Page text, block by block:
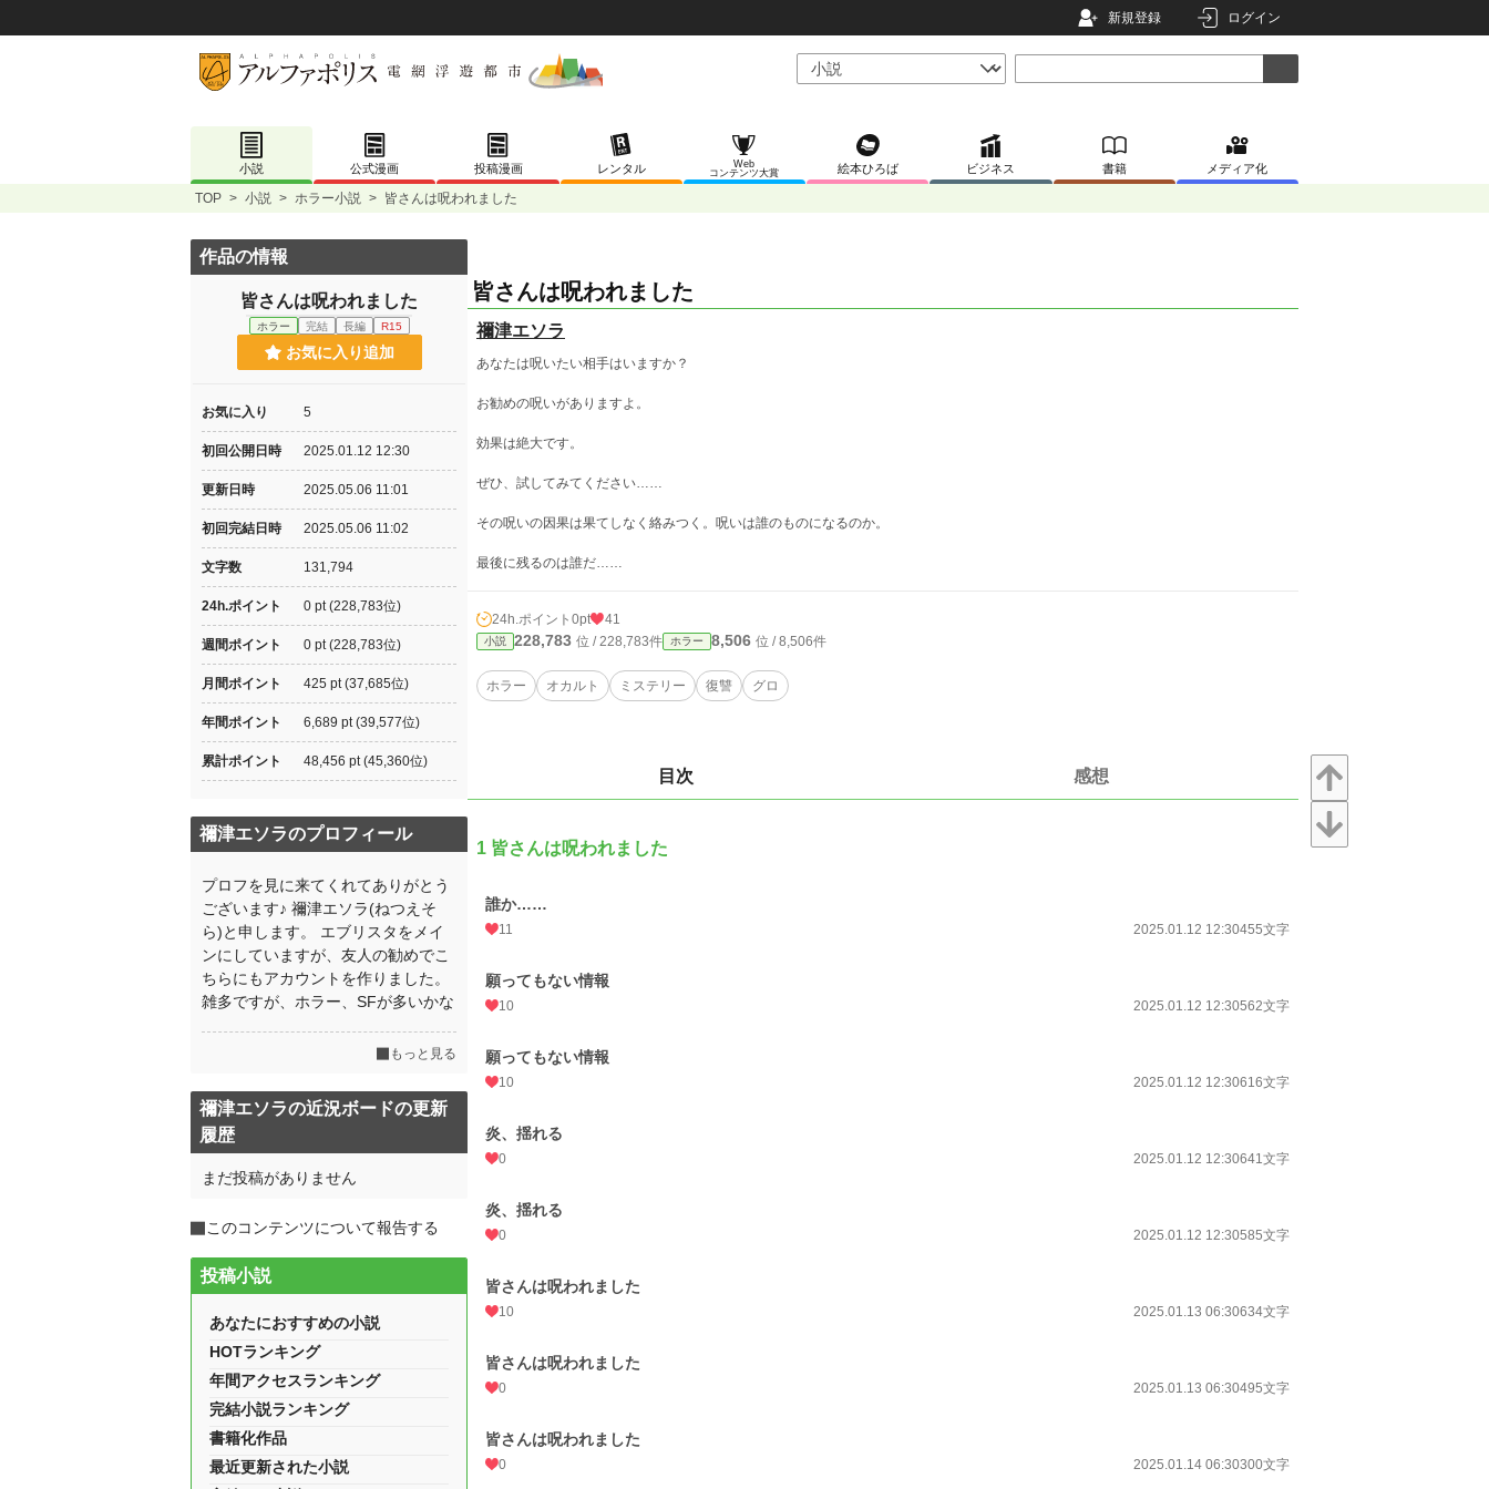
新規登録 ログイン
小説 公式漫画 投稿漫画 レンタル
Web
コンテンツ大賞
絵本ひろば ビジネス 書籍 メディア化
TOP > 小説 > ホラー小説 > 皆さんは呪われました
皆さんは呪われました
禰津エソラ
あなたは呪いたい相手はいますか？
お勧めの呪いがありますよ。
効果は絶大です。
ぜひ、試してみてください……
その呪いの因果は果てしなく絡みつく。呪いは誰のものになるのか。
最後に残るのは誰だ……
24h.ポイント 0pt 41
小説 228,783 位 / 228,783件 ホラー 8,506 位 / 8,506件
ホラー オカルト ミステリー 復讐 グロ
目次 感想
1 皆さんは呪われました
誰か……
11 2025.01.12 12:30455文字
願ってもない情報
10 2025.01.12 12:30562文字
願ってもない情報
10 2025.01.12 12:30616文字
炎、揺れる
0 2025.01.12 12:30641文字
炎、揺れる
0 2025.01.12 12:30585文字
皆さんは呪われました
10 2025.01.13 06:30634文字
皆さんは呪われました
0 2025.01.13 06:30495文字
皆さんは呪われました
0 2025.01.14 06:30300文字
作品の情報
皆さんは呪われました
ホラー 完結 長編 R15
お気に入り追加
お気に入り 5
初回公開日時 2025.01.12 12:30
更新日時 2025.05.06 11:01
初回完結日時 2025.05.06 11:02
文字数 131,794
24h.ポイント 0 pt (228,783位)
週間ポイント 0 pt (228,783位)
月間ポイント 425 pt (37,685位)
年間ポイント 6,689 pt (39,577位)
累計ポイント 48,456 pt (45,360位)
禰津エソラのプロフィール
プロフを見に来てくれてありがとう
ございます♪ 禰津エソラ(ねつえそ
ら)と申します。 エブリスタをメイ
ンにしていますが、友人の勧めでこ
ちらにもアカウントを作りました。
雑多ですが、ホラー、SFが多いかな
もっと見る
禰津エソラの近況ボードの更新
履歴
まだ投稿がありません
このコンテンツについて報告する
投稿小説
あなたにおすすめの小説
HOTランキング
年間アクセスランキング
完結小説ランキング
書籍化作品
最近更新された小説